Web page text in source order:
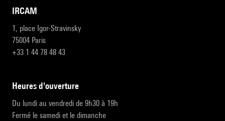
IRCAM
1, place Igor-Stravinsky
75004 Paris
+33 1 44 78 48 43
heures d'ouverture
Du lundi au vendredi de 9h30 à 19h
Fermé le samedi et le dimanche